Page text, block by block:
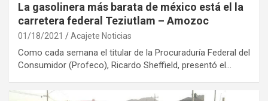
La gasolinera más barata de méxico está el la
carretera federal Teziutlam – Amozoc
01/18/2021 Acajete Noticias
Como cada semana el titular de la Procuraduría Federal del
Consumidor (Profeco), Ricardo Sheffield, presentó el…